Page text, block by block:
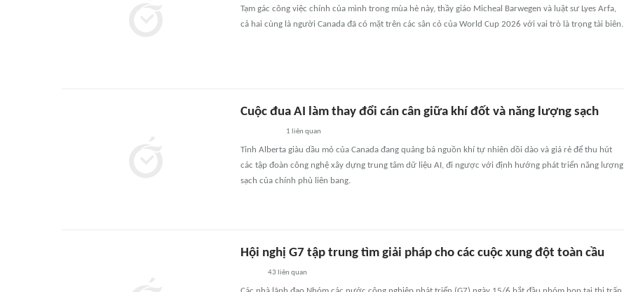
Tạm gác công việc chính của mình trong mùa hè này, thầy giáo Micheal Barwegen và luật sư Lyes Arfa,
cả hai cùng là người Canada đã có mặt trên các sân cỏ của World Cup 2026 với vai trò là trọng tài biên.
Cuộc đua AI làm thay đổi cán cân giữa khí đốt và năng lượng sạch
1 liên quan
Tỉnh Alberta giàu dầu mỏ của Canada đang quảng bá nguồn khí tự nhiên dồi dào và giá rẻ để thu hút
các tập đoàn công nghệ xây dựng trung tâm dữ liệu AI, đi ngược với định hướng phát triển năng lượng
sạch của chính phủ liên bang.
Hội nghị G7 tập trung tìm giải pháp cho các cuộc xung đột toàn cầu
43 liên quan